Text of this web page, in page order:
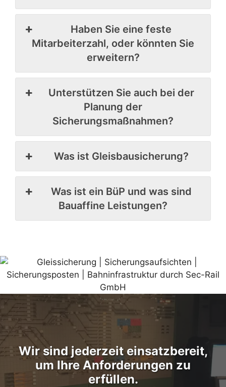
Haben Sie eine feste
Mitarbeiterzahl, oder könnten Sie
erweitern?
Unterstützen Sie auch bei der
Planung der
Sicherungsmaßnahmen?
Was ist Gleisbausicherung?
Was ist ein BüP und was sind
Bauaffine Leistungen?
Wir sind jederzeit einsatzbereit,
um Ihre Anforderungen zu
erfüllen.